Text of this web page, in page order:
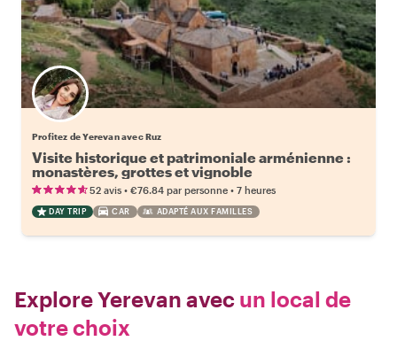
Profitez de Yerevan avec Ruz
Visite historique et patrimoniale arménienne :
monastères, grottes et vignoble
52 avis • €76.84 par personne • 7 heures
DAY TRIP CAR ADAPTÉ AUX FAMILLES
Explore Yerevan avec un local de
votre choix